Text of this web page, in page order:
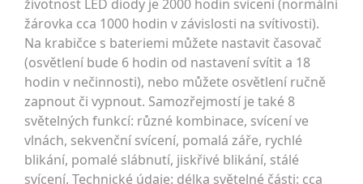
životnost LED diody je 2000 hodin svícení (normální
žárovka cca 1000 hodin v závislosti na svítivosti).
Na krabičce s bateriemi můžete nastavit časovač
(osvětlení bude 6 hodin od nastavení svítit a 18
hodin v nečinnosti), nebo můžete osvětlení ručně
zapnout či vypnout. Samozřejmostí je také 8
světelných funkcí: různé kombinace, svícení ve
vlnách, sekvenční svícení, pomalá záře, rychlé
blikání, pomalé slábnutí, jiskřivé blikání, stálé
svícení. Technické údaje: délka světelné části: cca